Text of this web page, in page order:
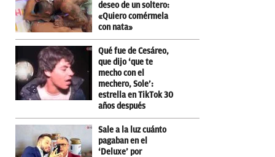
deseo de un soltero:
«Quiero comérmela
con nata»
Qué fue de Cesáreo,
que dijo ‘que te
mecho con el
mechero, Sole’:
estrella en TikTok 30
años después
Sale a la luz cuánto
pagaban en el
‘Deluxe’ por